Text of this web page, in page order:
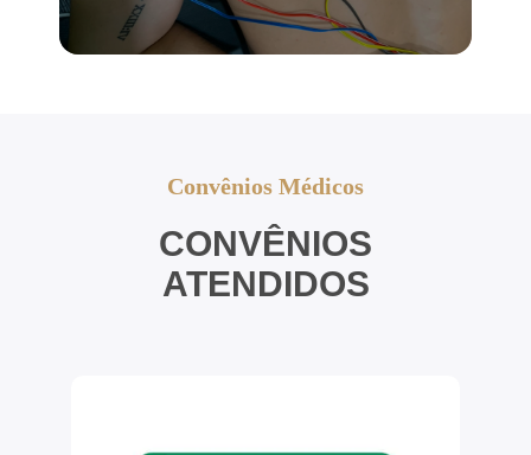
Convênios Médicos
CONVÊNIOS
ATENDIDOS